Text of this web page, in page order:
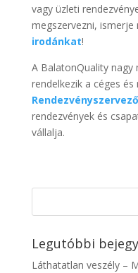
vagy üzleti
megszervezni, ismerje
irodánkat!
A BalatonQuality
rendelkezik a céges
rendezvények és
vállalja.
Legutóbbi
Láthatatlan veszély –